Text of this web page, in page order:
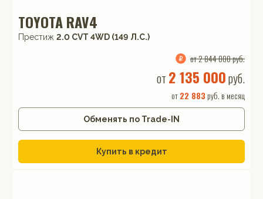
TOYOTA RAV4
Престиж 2.0 CVT 4WD (149 Л.С.)
от 2 844 000 руб.
от 2 135 000руб.
от22 883 руб. в месяц
Обменять по Trade-IN
Купить в кредит